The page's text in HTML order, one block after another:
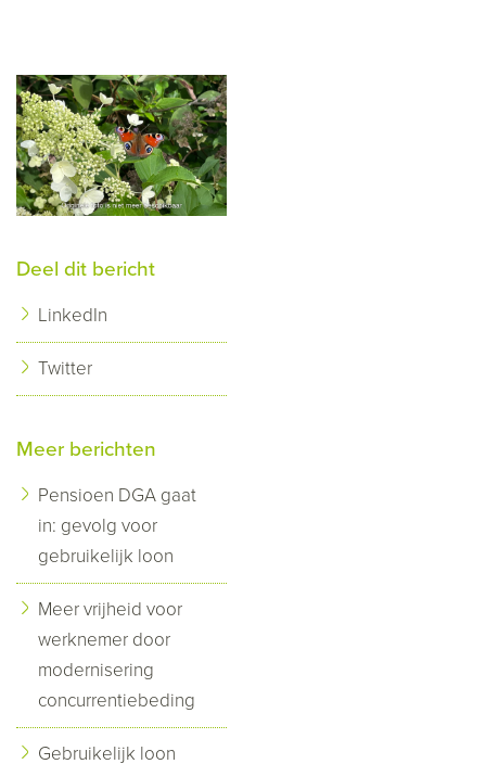
Deel dit bericht
LinkedIn
Twitter
Meer berichten
Pensioen DGA gaat
in: gevolg voor
gebruikelijk loon
Meer vrijheid voor
werknemer door
modernisering
concurrentiebeding
Gebruikelijk loon